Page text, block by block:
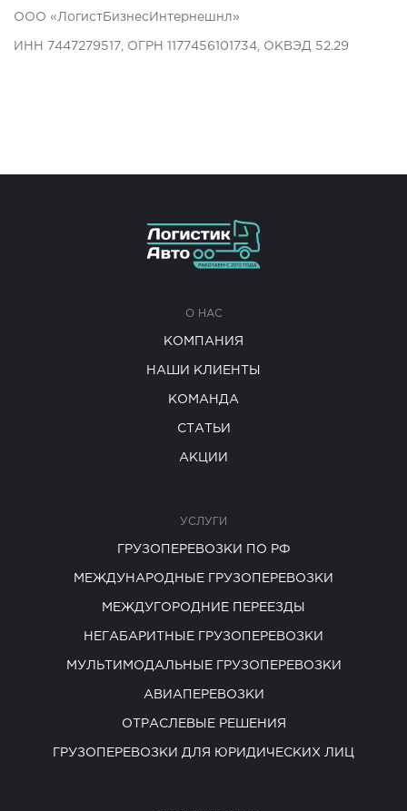
ООО «ЛогистБизнесИнтернешнл»
ИНН 7447279517, ОГРН 1177456101734, ОКВЭД 52.29
О НАС
КОМПАНИЯ
НАШИ КЛИЕНТЫ
КОМАНДА
СТАТЬИ
АКЦИИ
УСЛУГИ
ГРУЗОПЕРЕВОЗКИ ПО РФ
МЕЖДУНАРОДНЫЕ ГРУЗОПЕРЕВОЗКИ
МЕЖДУГОРОДНИЕ ПЕРЕЕЗДЫ
НЕГАБАРИТНЫЕ ГРУЗОПЕРЕВОЗКИ
МУЛЬТИМОДАЛЬНЫЕ ГРУЗОПЕРЕВОЗКИ
АВИАПЕРЕВОЗКИ
ОТРАСЛЕВЫЕ РЕШЕНИЯ
ГРУЗОПЕРЕВОЗКИ ДЛЯ ЮРИДИЧЕСКИХ ЛИЦ